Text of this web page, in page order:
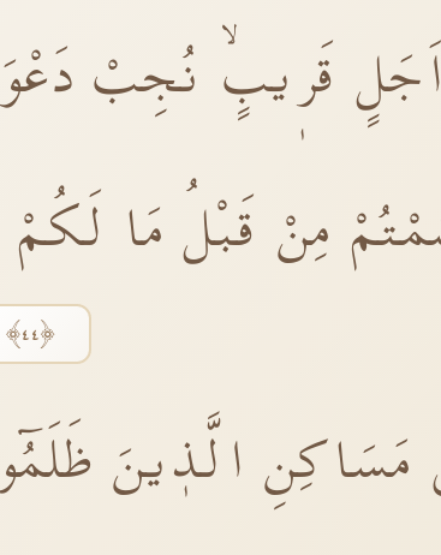
قَرٖيبٍۙ نُجِبْ
مِنْ قَبْلُ مَا
﴿٤٤﴾
الَّذٖينَ